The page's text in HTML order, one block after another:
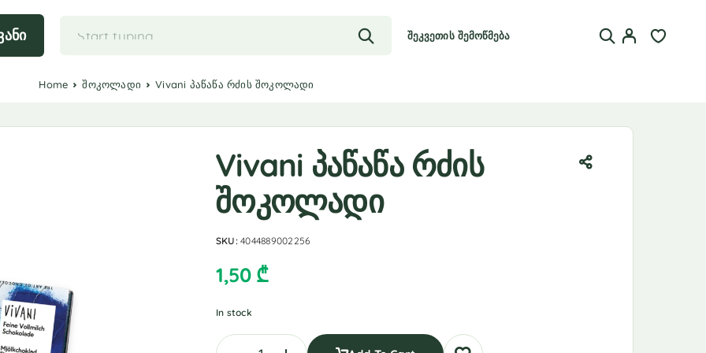
შეკვეთის შემოწმება
Home შოკოლადი Vivani პაწაწა რძის შოკოლადი
Vivani პაწაწა რძის
შოკოლადი
SKU:4044889002256
1,50 ₾
In stock